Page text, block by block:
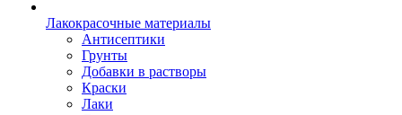
Лакокрасочные материалы
Антисептики
Грунты
Добавки в растворы
Краски
Лаки